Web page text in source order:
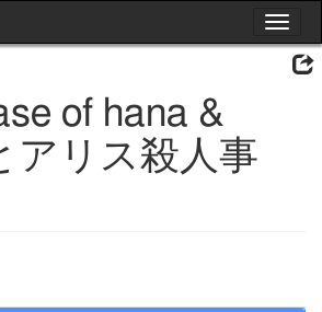
Toggle
of hana &
アリス殺人事